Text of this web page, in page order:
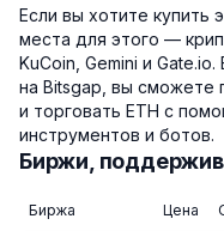
Если вы хотите купить
места для этого —
KuCoin, Gemini и
на Bitsgap, вы сможете
и торговать ETH с
инструментов и ботов.
Биржи,
Биржа Цена